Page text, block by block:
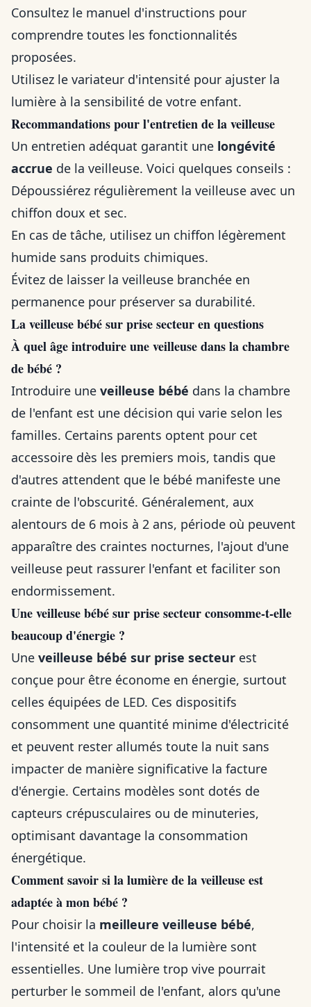
Consultez le manuel d'instructions pour
comprendre toutes les fonctionnalités
proposées.
Utilisez le variateur d'intensité pour ajuster la
lumière à la sensibilité de votre enfant.
Recommandations pour l'entretien de la veilleuse
Un entretien adéquat garantit une longévité
accrue de la veilleuse. Voici quelques conseils :
Dépoussiérez régulièrement la veilleuse avec un
chiffon doux et sec.
En cas de tâche, utilisez un chiffon légèrement
humide sans produits chimiques.
Évitez de laisser la veilleuse branchée en
permanence pour préserver sa durabilité.
La veilleuse bébé sur prise secteur en questions
À quel âge introduire une veilleuse dans la chambre
de bébé ?
Introduire une veilleuse bébé dans la chambre
de l'enfant est une décision qui varie selon les
familles. Certains parents optent pour cet
accessoire dès les premiers mois, tandis que
d'autres attendent que le bébé manifeste une
crainte de l'obscurité. Généralement, aux
alentours de 6 mois à 2 ans, période où peuvent
apparaître des craintes nocturnes, l'ajout d'une
veilleuse peut rassurer l'enfant et faciliter son
endormissement.
Une veilleuse bébé sur prise secteur consomme-t-elle
beaucoup d'énergie ?
Une veilleuse bébé sur prise secteur est
conçue pour être économe en énergie, surtout
celles équipées de LED. Ces dispositifs
consomment une quantité minime d'électricité
et peuvent rester allumés toute la nuit sans
impacter de manière significative la facture
d'énergie. Certains modèles sont dotés de
capteurs crépusculaires ou de minuteries,
optimisant davantage la consommation
énergétique.
Comment savoir si la lumière de la veilleuse est
adaptée à mon bébé ?
Pour choisir la meilleure veilleuse bébé,
l'intensité et la couleur de la lumière sont
essentielles. Une lumière trop vive pourrait
perturber le sommeil de l'enfant, alors qu'une